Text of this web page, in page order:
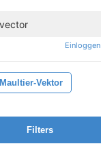
Einloggen
Maultier-Vektor
Filters